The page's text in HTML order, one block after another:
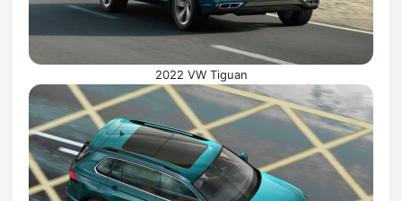
2022 VW Tiguan